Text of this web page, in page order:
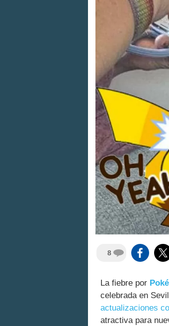
8
La fiebre por
celebrada en
actualizaciones
atractiva para